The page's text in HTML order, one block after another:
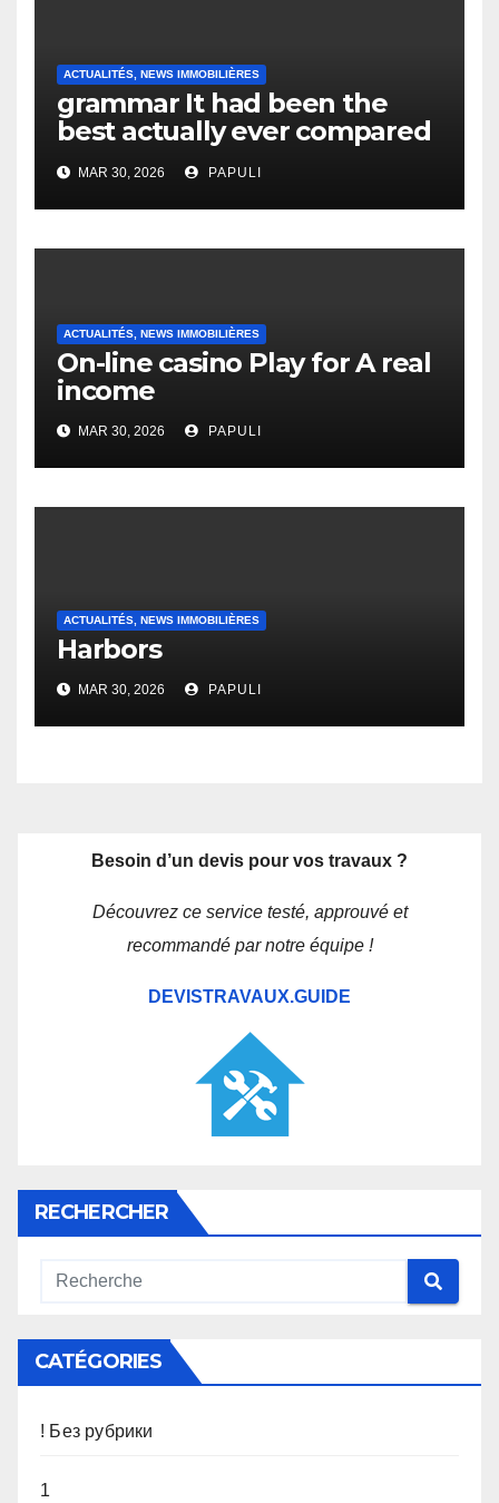
ACTUALITÉS, NEWS IMMOBILIÈRES
grammar It had been the
best actually ever compared
to it’s the top actually?
English Vocabulary Learners
Heap Change
MAR 30, 2026 PAPULI
ACTUALITÉS, NEWS IMMOBILIÈRES
On-line casino Play for A real
income
MAR 30, 2026 PAPULI
ACTUALITÉS, NEWS IMMOBILIÈRES
Harbors
MAR 30, 2026 PAPULI
Besoin d’un devis pour vos travaux ?
Découvrez ce service testé, approuvé et
recommandé par notre équipe !
DEVISTRAVAUX.GUIDE
RECHERCHER
CATÉGORIES
! Без рубрики
1